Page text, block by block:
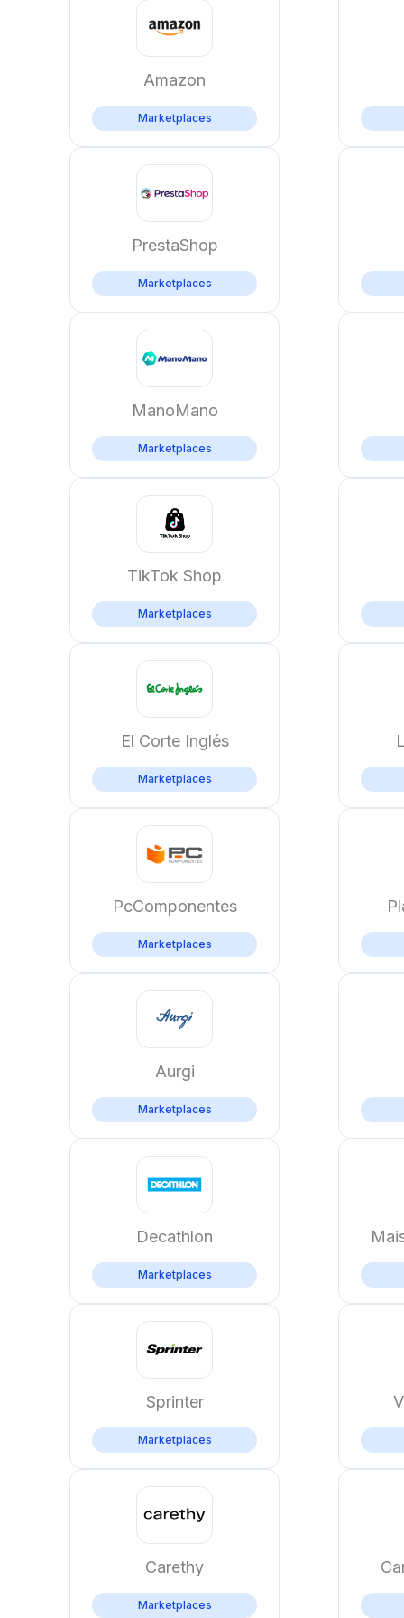
Amazon
Marketplaces
PrestaShop
Marketplaces
ManoMano
Marketplaces
TikTok Shop
Marketplaces
El Corte Inglés
Marketplaces
PcComponentes
Marketplaces
Aurgi
Marketplaces
Decathlon
Marketplaces
Sprinter
Marketplaces
Carethy
Marketplaces